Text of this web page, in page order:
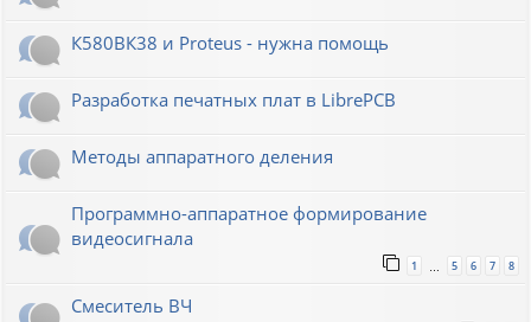
К580ВК38 и Proteus - нужна помощь
Разработка печатных плат в LibrePCB
Методы аппаратного деления
Программно-аппаратное формирование
видеосигнала
1 5 6 7 8
Смеситель ВЧ